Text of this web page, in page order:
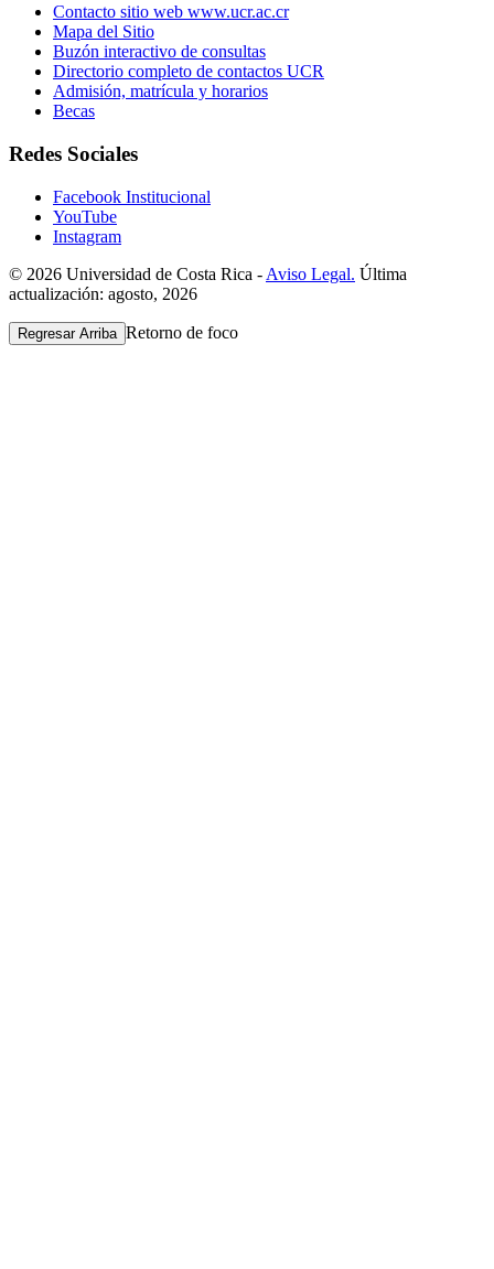
Contacto sitio web www.ucr.ac.cr
Mapa del Sitio
Buzón interactivo de consultas
Directorio completo de contactos UCR
Admisión, matrícula y horarios
Becas
Redes Sociales
Facebook Institucional
YouTube
Instagram
© 2026 Universidad de Costa Rica - Aviso Legal. Última
actualización: agosto, 2026
Regresar Arriba Retorno de foco